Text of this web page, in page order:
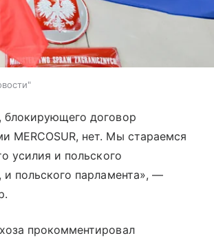
блокирующего договор
MERCOSUR, нет. Мы стараемся
усилия и польского
и польского парламента», —
прокомментировал